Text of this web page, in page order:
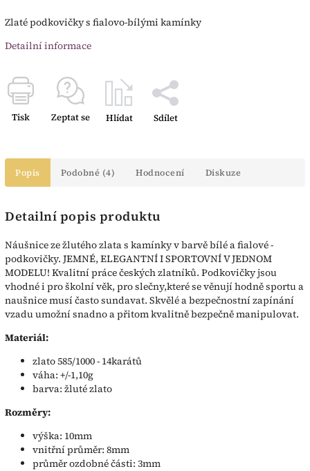
Zlaté podkovičky s fialovo-bílými kamínky
Detailní informace
Tisk Zeptat se Hlídat Sdílet
Popis Podobné (4) Hodnocení Diskuze
Detailní popis produktu
Náušnice ze žlutého zlata s kamínky v barvě bílé a fialové -
podkovičky. JEMNÉ, ELEGANTNÍ I SPORTOVNÍ V JEDNOM
MODELU! Kvalitní práce českých zlatníků. Podkovičky jsou
vhodné i pro školní věk, pro slečny,které se věnují hodně sportu a
naušnice musí často sundavat. Skvělé a bezpečnostní zapínání
vzadu umožní snadno a přitom kvalitně bezpečně manipulovat.
Materiál:
zlato 585/1000 - 14karátů
váha: +/-1,10g
barva: žluté zlato
Rozměry:
výška: 10mm
vnitřní průměr: 8mm
průměr ozdobné části: 3mm